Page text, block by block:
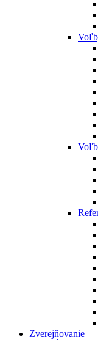
Zverejňovanie